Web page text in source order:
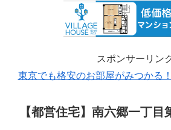
スポンサーリン
東京でも格安のお部屋がみつかる
【都営住宅】南六郷一丁目